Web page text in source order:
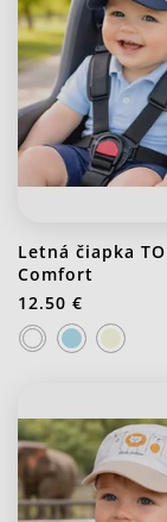
Letná čiapka
Comfort
12.50 €